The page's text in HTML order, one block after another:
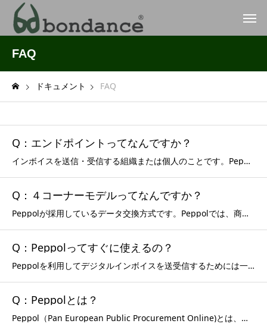
FAQ
ドキュメント FAQ
Q：エンドポイントってなんですか？
インボイスを送信・受信する組織または個人のことです。Peppolでは全てのエンドポイントにドキュメントタイプ毎の個別の識別ID（Peppol ID）を付与することで送信先の識別を可能にしています。日本国内では主に法人番号および適格請求書発行事業者登録者番号が識別IDとして採用されています。日本にお
Q：４コーナーモデルってなんですか？
Peppolが採用しているデータ交換方式です。Peppolでは、商取引におけ売り手をC1、売り手側の中継点（アクセスポイント）をC2、Peppolのネットワークの向こう側にいる買い手側の中継点（アクセスポイント）をC3、最後に買い手をC4と定義しています。C1（売り手）はまず自分の中継点であるC2
Q：Peppolってすぐに使えるの？
Peppolを利用してデジタルインボイスを送受信するためには一般的に次の手順を踏むことになります。わが国ではデジタル庁の監督の下、Peppol認定サービスプロバイダーがPeppol用のアプリやAPI、クラウドサービス等を立上げていますのでそれらを利用するのが手っ取り早い方法です。bondance
Q：Peppolとは？
Peppol（Pan European Public Procurement Online)とは、請求書（インボイス）などの電子文書をネットワーク上でやり取りするための「文書仕様」「運用ルール」「ネットワーク」のグローバルな標準仕様であり、Open Peppol（ベルギーの国際的非営利組織）がその